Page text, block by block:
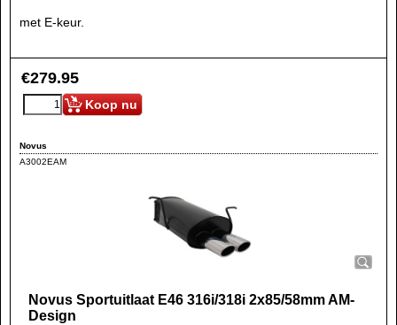
met E-keur.
€279.95
Koop nu
Novus
A3002EAM
Novus Sportuitlaat E46 316i/318i 2x85/58mm AM-
Design